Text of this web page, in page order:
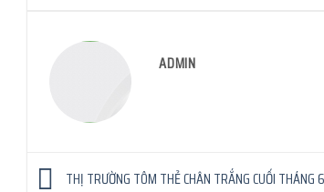
ADMIN
THỊ TRƯỜNG TÔM THẺ CHÂN TRẮNG CUỐI